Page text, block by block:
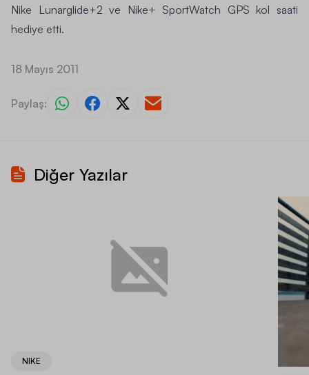
Nike Lunarglide+2ve Nike+ SportWatch GPS kol saati
hediye etti.
18 Mayıs 2011
Paylaş:
Diğer Yazılar
NIKE